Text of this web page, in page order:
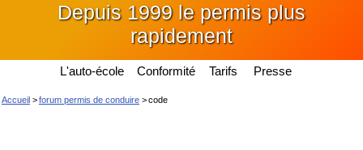
Depuis 1999 le permis plus
rapidement
L'auto-école Conformité Tarifs Presse
Accueil >forum permis de conduire >code